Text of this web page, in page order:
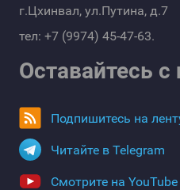
г.Цхинвал, ул.Путина, д.7
тел: +7 (9974) 45-47-63.
Оставайтесь с
Подпишитесь на
Читайте в Telegram
Смотрите на YouTube